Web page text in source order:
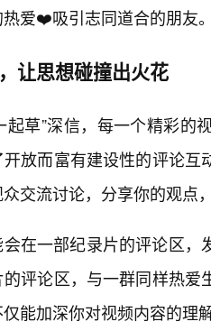
爱❤️吸引志同道合的朋友
让思想碰撞出火花
起草”深信，每一个精彩的
放而富有建设性的评论
交流讨论，分享你的观点
在一部纪录片的评论区，
评论区，与一群同样热
能加深你对视频内容的理